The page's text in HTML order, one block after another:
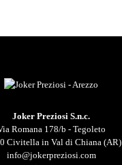
Joker Preziosi S.n.c.
Romana 178/b - Tegoleto
Civitella in Val di Chiana (AR)
info@jokerpreziosi.com